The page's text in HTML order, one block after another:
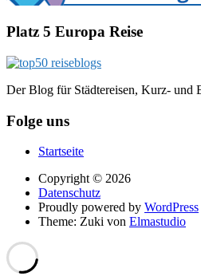
Platz 5 Europa Reise
Der Blog für Städtereisen, Kurz- und
Folge uns
Startseite
Copyright © 2026
Datenschutz
Proudly powered by WordPress
Theme: Zuki von Elmastudio